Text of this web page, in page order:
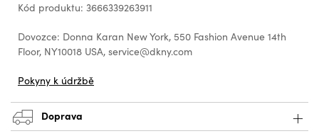
Kód produktu: 3666339263911
Dovozce: Donna Karan New York, 550 Fashion Avenue 14th
Floor, NY10018 USA, service@dkny.com
Pokyny k údržbě
Doprava